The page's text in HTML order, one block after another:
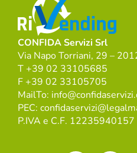
CONFIDA Servizi Srl
Via Napo Torriani, 29 –
T +39 02 33105685
F +39 02 33105705
MailTo:
PEC:
P.IVA e C.F. 12235940157